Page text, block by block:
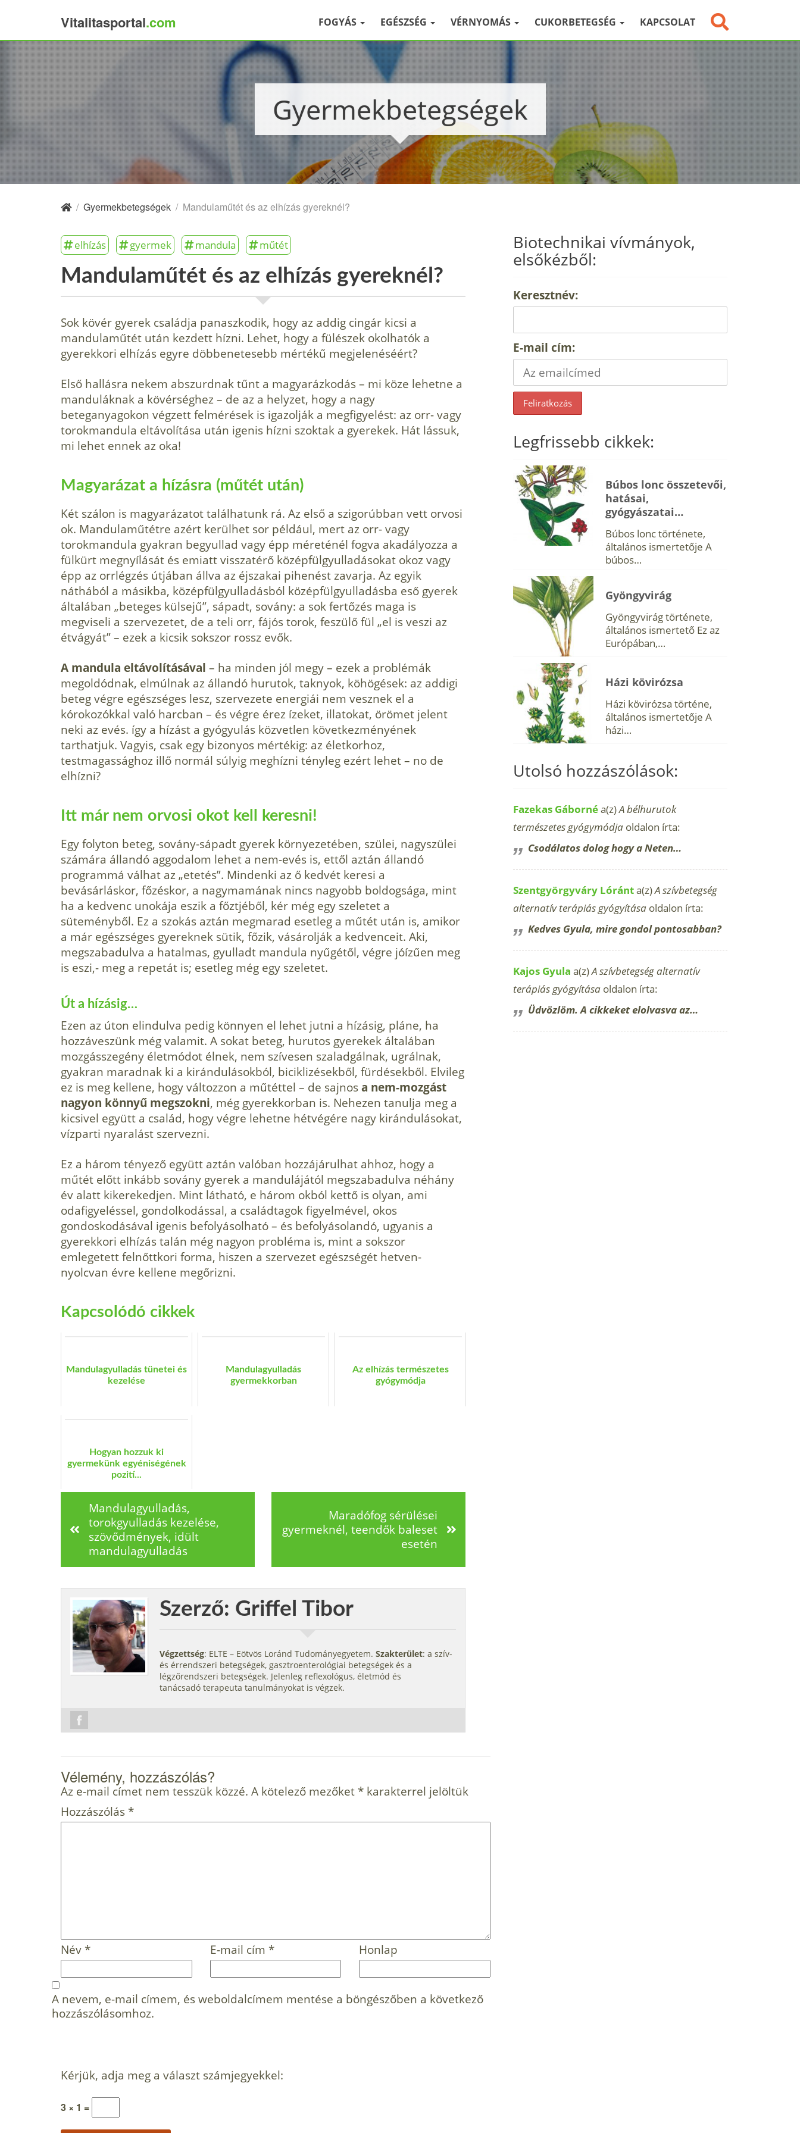
Vitalitasportal.com FOGYÁS EGÉSZSÉG VÉRNYOMÁS CUKORBETEGSÉG KAPCSOLAT
Gyermekbetegségek
/ Gyermekbetegségek / Mandulaműtét és az elhízás gyereknél?
elhízás gyermek mandula műtét
Mandulaműtét és az elhízás gyereknél?
Sok kövér gyerek családja panaszkodik, hogy az addig cingár kicsi a
mandulaműtét után kezdett hízni. Lehet, hogy a fülészek okolhatók a
gyerekkori elhízás egyre döbbenetesebb mértékű megjelenéséért?
Első hallásra nekem abszurdnak tűnt a magyarázkodás – mi köze lehetne a
manduláknak a kövérséghez – de az a helyzet, hogy a nagy
beteganyagokon végzett felmérések is igazolják a megfi­gyelést: az orr- vagy
torokmandula eltávolítása után igenis hízni szoktak a gyerekek. Hát lássuk,
mi lehet ennek az oka!
Magyarázat a hízásra (műtét után)
Két szálon is magyarázatot találhatunk rá. Az első a szigorúbban vett orvosi
ok. Mandulaműtétre azért kerülhet sor például, mert az orr- vagy
torokmandula gyakran begyullad vagy épp méreténél fog­va akadályozza a
fülkürt megnyílását és emiatt visszatérő középfül­gyulladásokat okoz vagy
épp az orrlégzés útjában állva az éjszakai pihenést zavarja. Az egyik
náthából a másikba, középfülgyulladás­ból középfülgyulladásba eső gyerek
általában „beteges külsejű”, sápadt, sovány: a sok fertőzés maga is
megviseli a szervezetet, de a teli orr, fájós torok, feszülő fül „el is veszi az
étvágyát” – ezek a kicsik sokszor rossz evők.
A mandula eltávolításával – ha minden jól megy – ezek a problémák
megoldódnak, elmúlnak az állandó hurutok, taknyok, köhögések: az addigi
beteg végre egészséges lesz, szervezete energiái nem vesznek el a
kórokozókkal való harc­ban – és végre érez ízeket, illatokat, örömet jelent
neki az evés. így a hízást a gyógyulás közvetlen következményének
tarthatjuk. Va­gyis, csak egy bizonyos mértékig: az életkorhoz,
testmagassághoz illő normál súlyig meghízni tényleg ezért lehet – no de
elhízni?
Itt már nem orvosi okot kell keresni!
Egy folyton beteg, sovány­-sápadt gyerek környezetében, szülei, nagyszülei
számára állandó aggodalom lehet a nem-evés is, ettől aztán állandó
programmá válhat az „etetés”. Mindenki az ő kedvét keresi a
bevásárláskor, főzéskor, a nagymamának nincs nagyobb boldogsága, mint
ha a ked­venc unokája eszik a főztjéből, kér még egy szeletet a
süteményből. Ez a szokás aztán megmarad esetleg a műtét után is, amikor
a már egészséges gyereknek sütik, főzik, vásárolják a kedvenceit. Aki,
megszabadulva a hatalmas, gyulladt mandula nyűgétől, végre jóízűen meg
is eszi,- meg a repetát is; esetleg még egy szeletet.
Út a hízásig…
Ezen az úton elindulva pedig könnyen el lehet jutni a hízásig, pláne, ha
hozzáveszünk még valamit. A sokat beteg, hurutos gyerekek álta­lában
mozgásszegény életmódot élnek, nem szívesen szaladgálnak, ugrálnak,
gyakran maradnak ki a kirándulásokból, biciklizésekből, fürdésekből. Elvileg
ez is meg kellene, hogy változzon a műtéttel – de sajnosa nem-mozgást
nagyon könnyű megszokni, még gye­rekkorban is. Nehezen tanulja meg a
kicsivel együtt a család, hogy végre lehetne hétvégére nagy kirándulásokat,
vízparti nyaralást szervezni.
Ez a három tényező együtt aztán valóban hozzájárulhat ahhoz, hogy a
műtét előtt inkább sovány gyerek a mandulájától megsza­badulva néhány
év alatt kikerekedjen. Mint látható, e három okból kettő is olyan, ami
odafigyeléssel, gondolkodással, a családtagok figyelmével, okos
gondoskodásával igenis befolyásolható – és befolyásolandó, ugyanis a
gyerekkori elhízás talán még nagyon probléma is, mint a sokszor
emlegetett felnőttkori forma, hiszen a szervezet egészségét hetven-
nyolcvan évre kellene megőrizni.
Kapcsolódó cikkek
Mandulagyulladás tünetei és
kezelése
Mandulagyulladás
gyermekkorban
Az elhízás természetes
gyógymódja
Hogyan hozzuk ki
gyermekünk egyéniségének
pozití...
Mandulagyulladás,
torokgyulladás kezelése,
szövődmények, idült
mandulagyulladás
Maradófog sérülései
gyermeknél, teendők baleset
esetén
Szerző: Griffel Tibor
Végzettség: ELTE – Eötvös Loránd Tudományegyetem. Szakterület: a szív-
és érrendszeri betegségek, gasztroenterológiai betegségek és a
légzőrendszeri betegségek. Jelenleg reflexológus, életmód és
tanácsadó terapeuta tanulmányokat is végzek.
Vélemény, hozzászólás?
Az e-mail címet nem tesszük közzé. A kötelező mezőket * karakterrel jelöltük
Hozzászólás *
Név * E-mail cím * Honlap
A nevem, e-mail címem, és weboldalcímem mentése a böngészőben a következő
hozzászólásomhoz.
Kérjük, adja meg a választ számjegyekkel:
3 × 1 =
Biotechnikai vívmányok,
elsőkézből:
Keresztnév:
E-mail cím:
Legfrissebb cikkek:
Búbos lonc összetevői,
hatásai,
gyógyászatai…
Búbos lonc története,
általános ismertetője A
búbos…
Gyöngyvirág
Gyöngyvirág története,
általános ismertető Ez az
Európában,…
Házi kövirózsa
Házi kövirózsa történe,
általános ismertetője A
házi…
Utolsó hozzászólások:
Fazekas Gábornéa(z)A bélhurutok
természetes gyógymódja oldalon írta:
Csodálatos dolog hogy a Neten…
Szentgyörgyváry Lóránta(z)A szívbetegség
alternatív terápiás gyógyítása oldalon írta:
Kedves Gyula, mire gondol pontosabban?
Kajos Gyula a(z)A szívbetegség alternatív
terápiás gyógyítása oldalon írta:
Üdvözlöm. A cikkeket elolvasva az…
×